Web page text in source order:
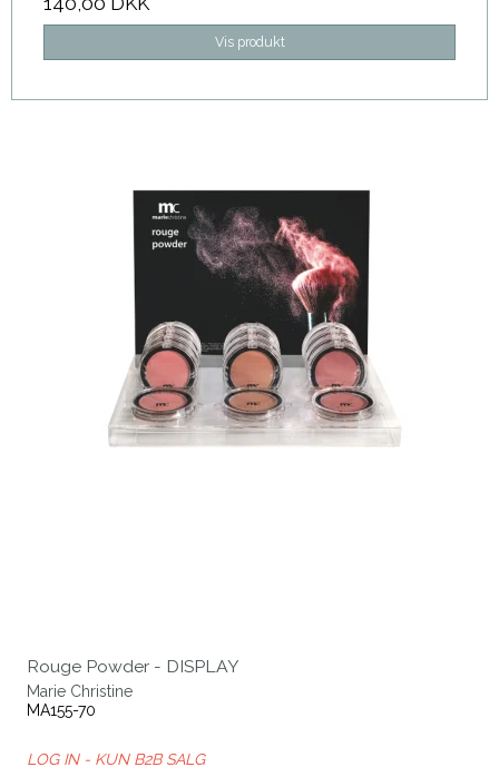
Vis produkt
Rouge Powder - DISPLAY
Marie Christine
MA155-70
LOG IN - KUN B2B SALG